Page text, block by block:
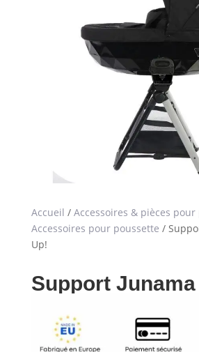
Accueil / Accessoires & pièces pour
Accessoires pour poussette /
Up!
Support